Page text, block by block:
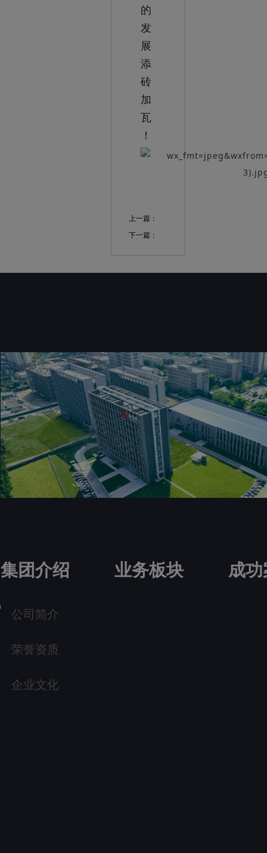
的
发
展
添
砖
加
瓦
！
上一篇：
下一篇：
集团介绍
公司简介
荣誉资质
企业文化
业务板块 成